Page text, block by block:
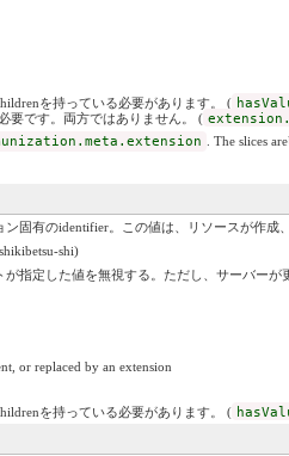
を持っている必要があります。 (
要です。両方ではありません。 (
. The slices
固有のidentifier。この値は、リソースが作成
shi)
指定した値を無視する。ただし、サーバーが
or replaced by an extension
を持っている必要があります。 (